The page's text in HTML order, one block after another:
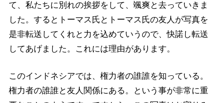
て、私たちに別れの挨拶をして、颯爽と去っていきま
した。するとトーマス氏とトーマス氏の友人が写真を
是非転送してくれと力を込めていうので、快諾し転送
してあげました。これには理由があります。
このインドネシアでは、権力者の誰誰を知っている。
権力者の誰誰と友人関係にある。という事が非常に重